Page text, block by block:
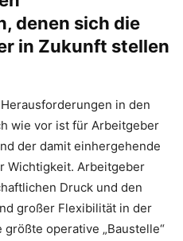
denen sich die
in Zukunft stellen
in den
wie vor ist für Arbeitgeber
der damit einhergehende
Wichtigkeit. Arbeitgeber
Druck und den
großer Flexibilität in der
operative „Baustelle“